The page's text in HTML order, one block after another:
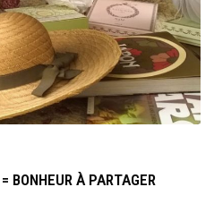
BONHEUR À PARTAGER